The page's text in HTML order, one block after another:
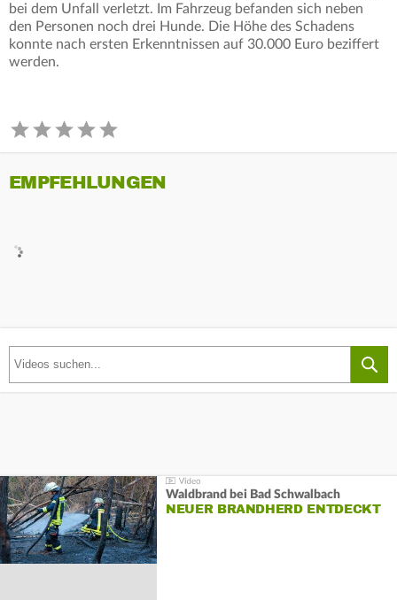
bei dem Unfall verletzt. Im Fahrzeug befanden sich neben
den Personen noch drei Hunde. Die Höhe des Schadens
konnte nach ersten Erkenntnissen auf 30.000 Euro beziffert
werden.
EMPFEHLUNGEN
Waldbrand bei Bad Schwalbach
NEUER BRANDHERD ENTDECKT